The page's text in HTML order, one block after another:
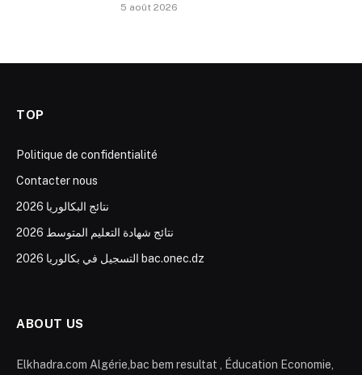
5 août 2026
TOP
Politique de confidentialité
Contacter nous
نتائج البكالوريا 2026
نتائج شهادة التعليم المتوسط 2026
التسجيل في بكالوريا 2026 bac.onec.dz
ABOUT US
Elkhadra.com Algérie,bac bem resultat , Éducation Economie,